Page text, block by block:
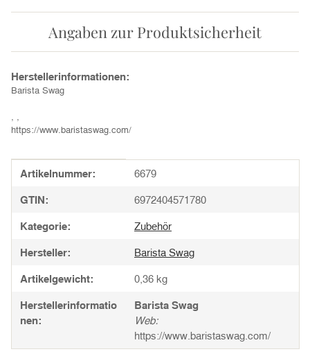
Angaben zur Produktsicherheit
Herstellerinformationen:
Barista Swag
, ,
https://www.baristaswag.com/
Produkteigenschaft
Wert
Artikelnummer: 6679
GTIN: 6972404571780
Kategorie: Zubehör
Hersteller: Barista Swag
Artikelgewicht: 0,36 kg
Herstellerinformatio
nen:
Barista Swag
Web:
https://www.baristaswag.com/